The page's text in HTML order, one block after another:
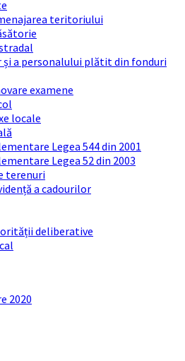
teritoriului
a personalului plătit din fonduri
examene
locale
Legea 544 din 2001
Legea 52 din 2003
terenuri
a cadourilor
deliberative
2020